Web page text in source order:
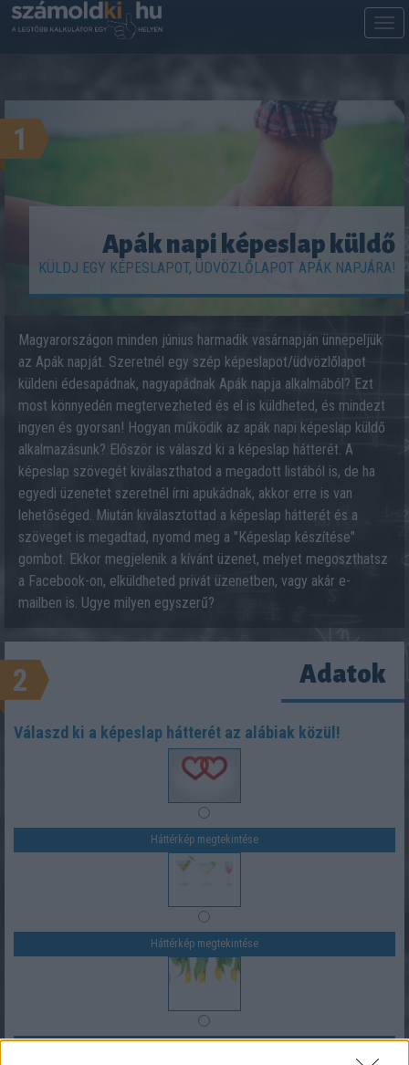
1
Apák napi képeslap küldő
KÜLDJ EGY KÉPESLAPOT, ÜDVÖZLŐLAPOT APÁK NAPJÁRA!
Magyarországon minden június harmadik vasárnapján ünnepeljük
az Apák napját. Szeretnél egy szép képeslapot/üdvözlőlapot
küldeni édesapádnak, nagyapádnak Apák napja alkalmából? Ezt
most könnyedén megtervezheted és el is küldheted, és mindezt
ingyen és gyorsan! Hogyan működik az apák napi képeslap küldő
alkalmazásunk? Először is válaszd ki a képeslap hátterét. A
képeslap szövegét kiválaszthatod a megadott listából is, de ha
egyedi üzenetet szeretnél írni apukádnak, akkor erre is van
lehetőséged. Miután kiválasztottad a képeslap hátterét és a
szöveget is megadtad, nyomd meg a "Képeslap készítése"
gombot. Ekkor megjelenik a kívánt üzenet, melyet megoszthatsz
a Facebook-on, elküldheted privát üzenetben, vagy akár e-
mailben is. Ugye milyen egyszerű?
2 Adatok
Válaszd ki a képeslap hátterét az alábiak közül!
Háttérkép megtekintése
Háttérkép megtekintése